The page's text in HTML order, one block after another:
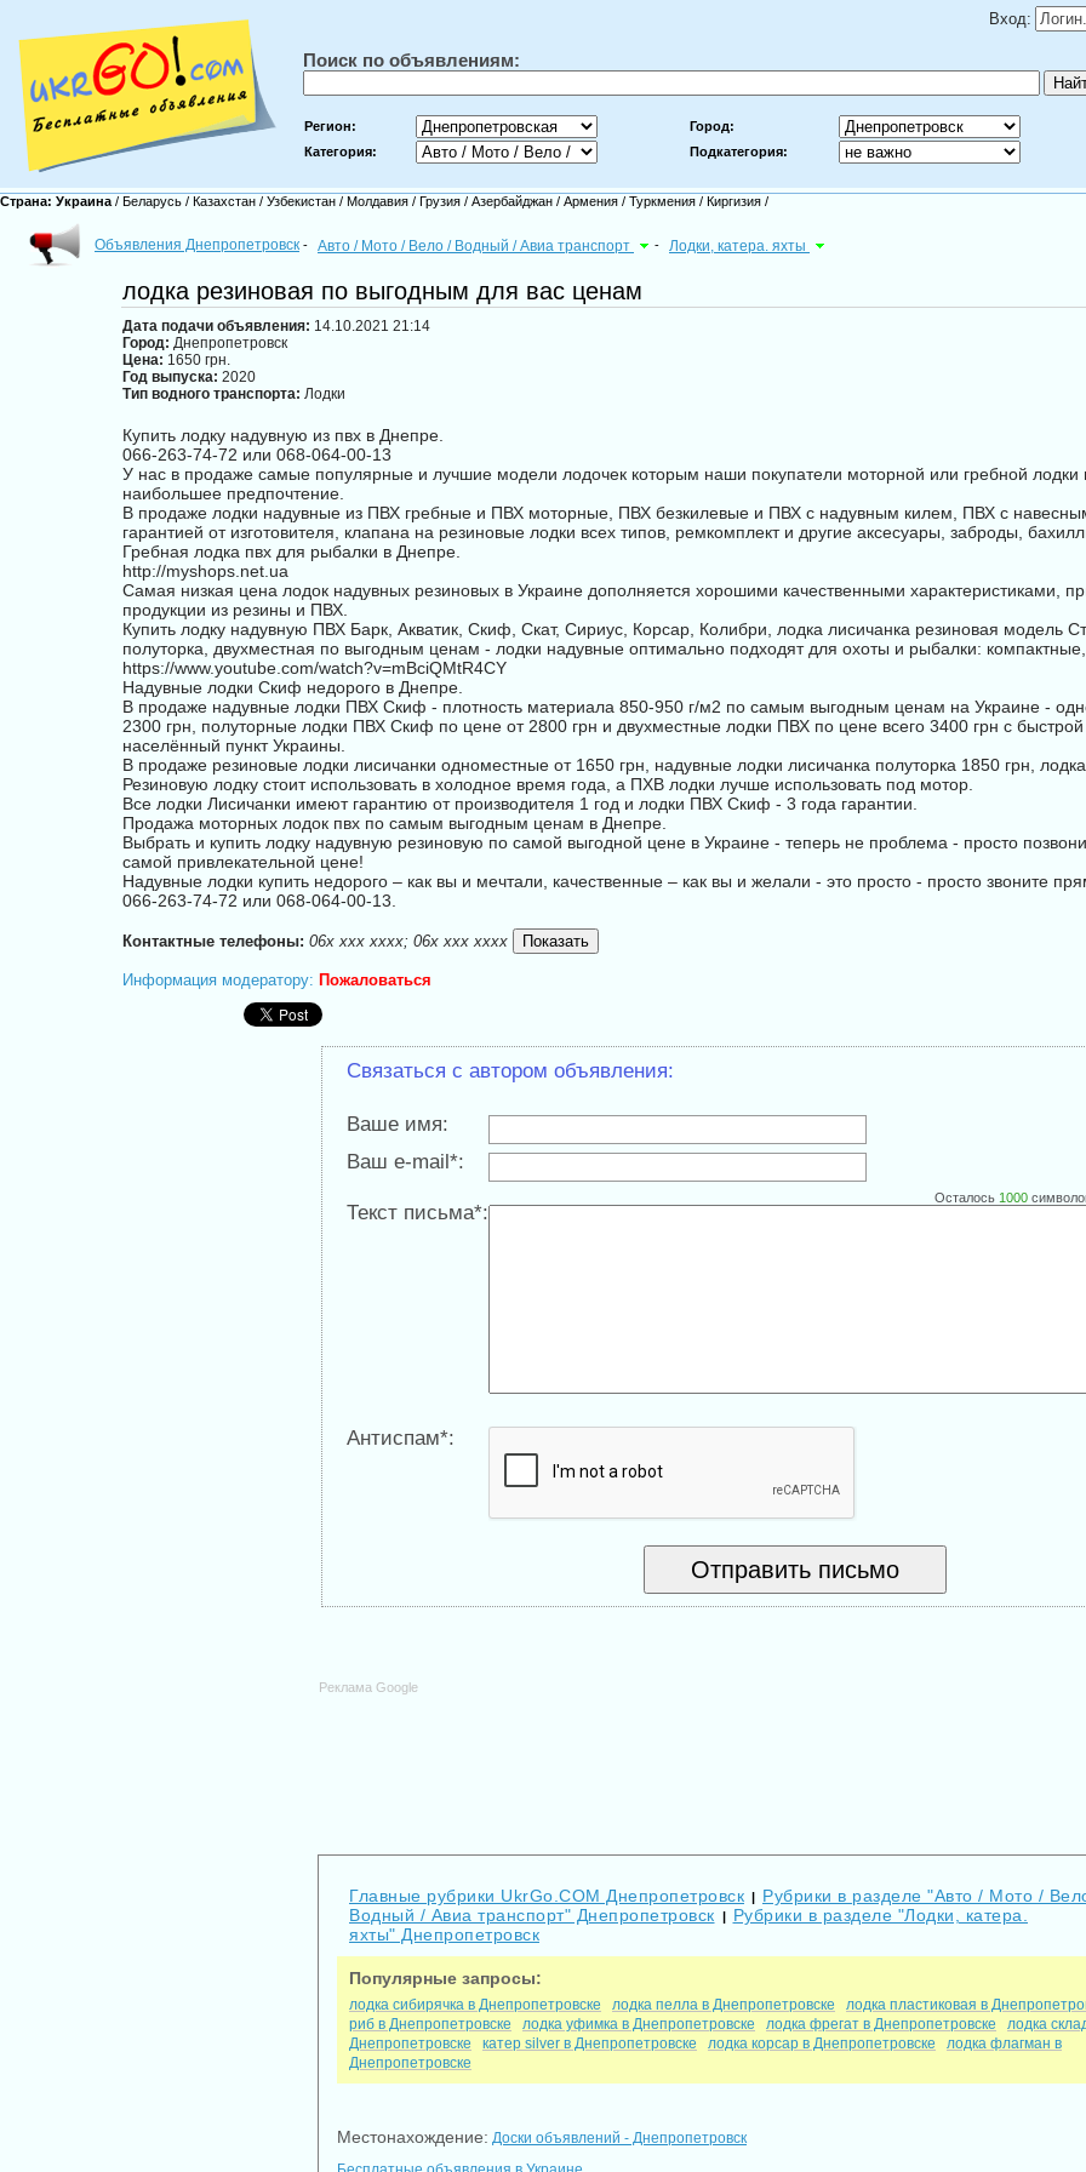
Вход:
Поиск по объявлениям:
Регион:
Город:
Категория:
Подкатегория:
Страна: Украина / Беларусь / Казахстан / Узбекистан / Молдавия / Грузия / Азербайджан / Армения / Туркмения / Киргизия /
Объявления Днепропетровск - Авто / Мото / Вело / Водный / Авиа транспорт - Лодки, катера. яхты
лодка резиновая по выгодным для вас ценам
Дата подачи объявления: 14.10.2021 21:14
Город: Днепропетровск
Цена: 1650 грн.
Год выпуска: 2020
Тип водного транспорта: Лодки
Купить лодку надувную из пвх в Днепре.
066-263-74-72 или 068-064-00-13
У нас в продаже самые популярные и лучшие модели лодочек которым наши покупатели моторной или гребной
наибольшее предпочтение.
В продаже лодки надувные из ПВХ гребные и ПВХ моторные, ПВХ безкилевые и ПВХ с надувным килем, ПВХ с
гарантией от изготовителя, клапана на резиновые лодки всех типов, ремкомплект и другие аксесуары, заброды,
Гребная лодка пвх для рыбалки в Днепре.
http://myshops.net.ua
Самая низкая цена лодок надувных резиновых в Украине дополняется хорошими качественными характеристиками,
продукции из резины и ПВХ.
Купить лодку надувную ПВХ Барк, Акватик, Скиф, Скат, Сириус, Корсар, Колибри, лодка лисичанка резиновая модель
полуторка, двухместная по выгодным ценам - лодки надувные оптимально подходят для охоты и рыбалки:
https://www.youtube.com/watch?v=mBciQMtR4CY
Надувные лодки Скиф недорого в Днепре.
В продаже надувные лодки ПВХ Скиф - плотность материала 850-950 г/м2 по самым выгодным ценам на Украине -
2300 грн, полуторные лодки ПВХ Скиф по цене от 2800 грн и двухместные лодки ПВХ по цене всего 3400 грн с
населённый пункт Украины.
В продаже резиновые лодки лисичанки одноместные от 1650 грн, надувные лодки лисичанка полуторка 1850 грн,
Резиновую лодку стоит использовать в холодное время года, а ПХВ лодки лучше использовать под мотор.
Все лодки Лисичанки имеют гарантию от производителя 1 год и лодки ПВХ Скиф - 3 года гарантии.
Продажа моторных лодок пвх по самым выгодным ценам в Днепре.
Выбрать и купить лодку надувную резиновую по самой выгодной цене в Украине - теперь не проблема - просто
самой привлекательной цене!
Надувные лодки купить недорого – как вы и мечтали, качественные – как вы и желали - это просто - просто звоните
066-263-74-72 или 068-064-00-13.
Контактные телефоны: 06x xxx xxxx; 06x xxx xxxx
Информация модератору: Пожаловаться
Связаться с автором объявления:
Ваше имя:
Ваш e-mail*:
Текст письма*:
Осталось 1000
Антиспам*:
Реклама Google
Главные рубрики UkrGo.COM Днепропетровск | Рубрики в разделе "Авто / Мото /
Водный / Авиа транспорт" Днепропетровск | Рубрики в разделе "Лодки, катера.
яхты" Днепропетровск
Популярные запросы:
лодка сибирячка в Днепропетровске лодка пелла в Днепропетровске
лодка пластиковая в
риб в Днепропетровске
лодка уфимка в Днепропетровске лодка фрегат в Днепропетровске
лодка
Днепропетровске
катер silver в Днепропетровске лодка корсар в Днепропетровске
лодка флагман в
Днепропетровске
Местонахождение: Доски объявлений - Днепропетровск